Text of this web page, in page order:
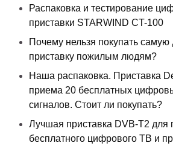
Распаковка и тестирование
приставки STARWIND CT-100
Почему нельзя покупать
приставку пожилым людям?
Наша распаковка. Приставка
приема 20 бесплатных
сигналов. Стоит ли покупать?
Лучшая приставка DVB-T2 для
бесплатного цифрового ТВ и